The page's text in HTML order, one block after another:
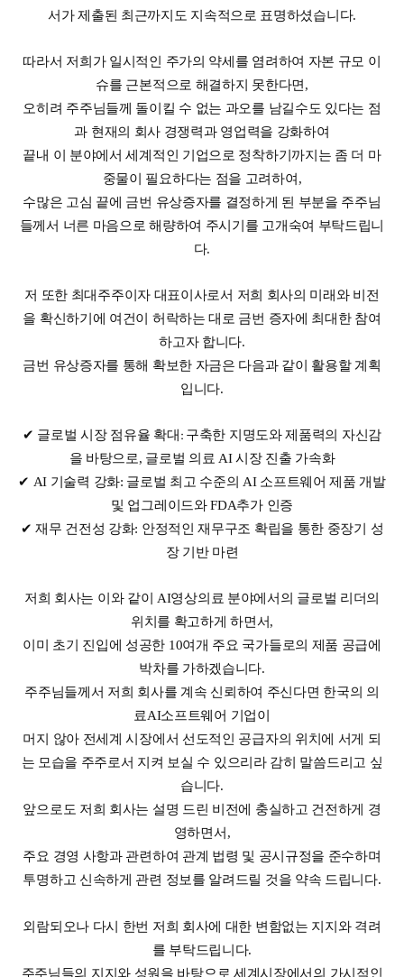
서가 제출된 최근까지도 지속적으로 표명하셨습니다.
따라서 저희가 일시적인 주가의 약세를 염려하여 자본 규모 이
슈를 근본적으로 해결하지 못한다면,
오히려 주주님들께 돌이킬 수 없는 과오를 남길수도 있다는 점
과 현재의 회사 경쟁력과 영업력을 강화하여
끝내 이 분야에서 세계적인 기업으로 정착하기까지는 좀 더 마
중물이 필요하다는 점을 고려하여,
수많은 고심 끝에 금번 유상증자를 결정하게 된 부분을 주주님
들께서 너른 마음으로 해량하여 주시기를 고개숙여 부탁드립니
다.
저 또한 최대주주이자 대표이사로서 저희 회사의 미래와 비전
을 확신하기에 여건이 허락하는 대로 금번 증자에 최대한 참여
하고자 합니다.
금번 유상증자를 통해 확보한 자금은 다음과 같이 활용할 계획
입니다.
✔ 글로벌 시장 점유율 확대 : 구축한 지명도와 제품력의 자신감
을 바탕으로, 글로벌 의료 AI 시장 진출 가속화
✔ AI 기술력 강화: 글로벌 최고 수준의 AI 소프트웨어 제품 개발
및 업그레이드와 FDA추가 인증
✔ 재무 건전성 강화: 안정적인 재무구조 확립을 통한 중장기 성
장 기반 마련
저희 회사는 이와 같이 AI영상의료 분야에서의 글로벌 리더의
위치를 확고하게 하면서,
이미 초기 진입에 성공한 10여개 주요 국가들로의 제품 공급에
박차를 가하겠습니다.
주주님들께서 저희 회사를 계속 신뢰하여 주신다면 한국의 의
료AI소프트웨어 기업이
머지 않아 전세계 시장에서 선도적인 공급자의 위치에 서게 되
는 모습을 주주로서 지켜 보실 수 있으리라 감히 말씀드리고 싶
습니다.
앞으로도 저희 회사는 설명 드린 비전에 충실하고 건전하게 경
영하면서,
주요 경영 사항과 관련하여 관계 법령 및 공시규정을 준수하며
투명하고 신속하게 관련 정보를 알려드릴 것을 약속 드립니다.
외람되오나 다시 한번 저희 회사에 대한 변함없는 지지와 격려
를 부탁드립니다.
주주님들의 지지와 성원을 바탕으로 세계시장에서의 가시적인